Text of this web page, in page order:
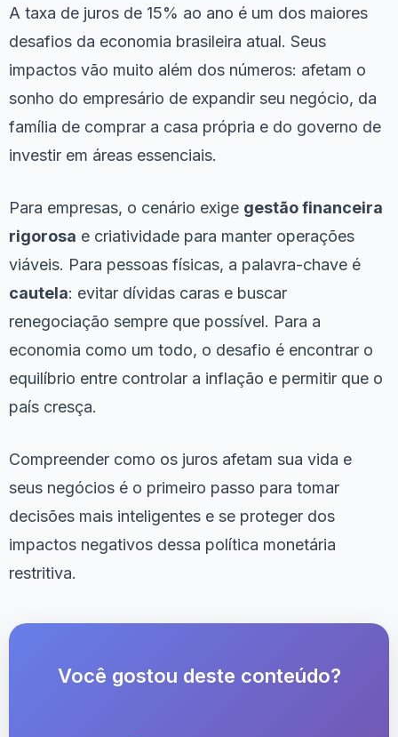
A taxa de juros de 15% ao ano é um dos maiores
desafios da economia brasileira atual. Seus
impactos vão muito além dos números: afetam o
sonho do empresário de expandir seu negócio, da
família de comprar a casa própria e do governo de
investir em áreas essenciais.
Para empresas, o cenário exige gestão financeira
rigorosa e criatividade para manter operações
viáveis. Para pessoas físicas, a palavra-chave é
cautela: evitar dívidas caras e buscar
renegociação sempre que possível. Para a
economia como um todo, o desafio é encontrar o
equilíbrio entre controlar a inflação e permitir que o
país cresça.
Compreender como os juros afetam sua vida e
seus negócios é o primeiro passo para tomar
decisões mais inteligentes e se proteger dos
impactos negativos dessa política monetária
restritiva.
Você gostou deste conteúdo?